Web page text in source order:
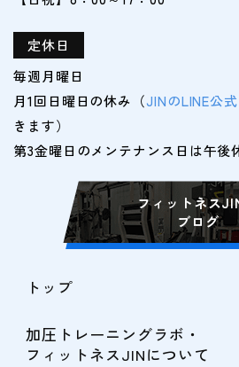
定休日
毎週月曜日
月1回日曜日の休み（JINのLINE公式
きます）
フィットネス
ブログ
トップ
加圧トレーニングラボ・
フィットネスJINについて